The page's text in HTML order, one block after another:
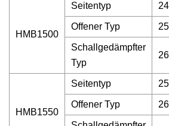
HMB1500
Seitentyp
Offener Typ
Schallgedämpfter
Typ
HMB1550
Seitentyp
Offener Typ